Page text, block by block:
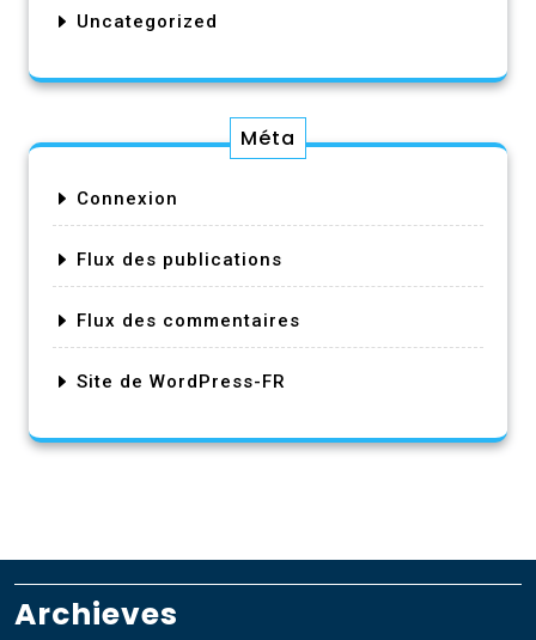
Uncategorized
Méta
Connexion
Flux des publications
Flux des commentaires
Site de WordPress-FR
Archieves